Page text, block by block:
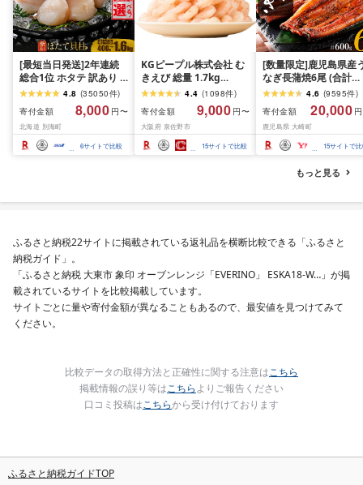
[最短当日発送]2年連続
総合1位 ホタテ 訳あり (
ふるさと納税 ほたて ふ
るさと納税 訳あり 帆立
ふるさと わけあり ホタ
テ貝柱 貝 人気 不揃い 刺
身 規格外 魚介 ランキン
グ 海鮮 冷凍 発送時期が
4.8 (35050件)
寄付金額
8,000 円〜
北海道 別海町
6サイトで比較
KGピープル株式会社 む
きえび 総量 1.7kg
(850g×2P) 特大 5Lサイ
ズ バナメイエビ バラ凍
結 下処理不要 サイズ不
揃い 訳あり
4.4 (1098件)
寄付金額
9,000 円〜
大阪府 泉佐野市
15サイトで比較
[数量限定]鹿児島県産
なぎ長蒲焼6尾 (合計
600g以上)4.6 (9595件)
寄付金額
20,000
鹿児島県 大崎町
15サイトで
もっと見る
ふるさと納税22サイトに掲載されている返礼品を横断比較できる「ふるさと
納税ガイド」。
「ふるさと納税 大東市 象印 オーブンレンジ「EVERINO」 ESKA18-W…」が掲
載されているサイトを比較掲載しています。
サイトごとに量や寄付金額が異なることもあるので、最安値を見つけてみて
ください。
比較データの取得方法と正確性に関する注意はこちら
掲載情報の誤り等はこちらよりご報告ください
口コミ投稿はこちらから受け付けております
ふるさと納税ガイドTOP